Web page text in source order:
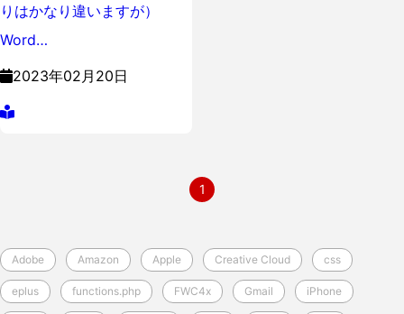
りはかなり違いますが）
Word…
2023年02月20日
1
Adobe Amazon Apple Creative Cloud css
eplus functions.php FWC4x Gmail iPhone